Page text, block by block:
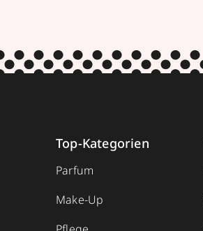
Top-Kategorien
Parfum
Make-Up